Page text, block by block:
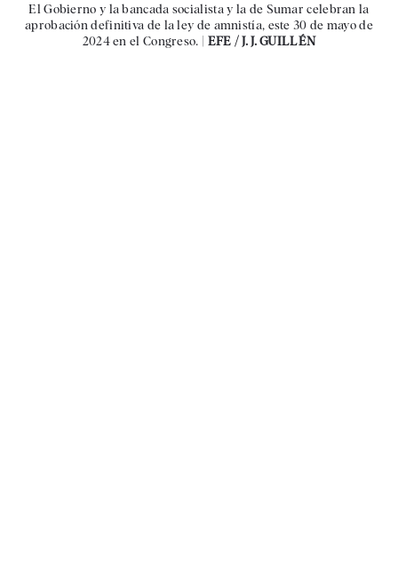
El Gobierno y la bancada socialista y la de Sumar celebran la
aprobación definitiva de la ley de amnistía, este 30 de mayo de
2024 en el Congreso. | EFE / J. J. GUILLÉN